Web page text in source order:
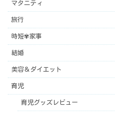
マタニティ
旅行
時短✾家事
結婚
美容＆ダイエット
育児
育児グッズレビュー